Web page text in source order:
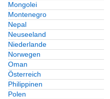
Mongolei
Montenegro
Nepal
Neuseeland
Niederlande
Norwegen
Oman
Österreich
Philippinen
Polen